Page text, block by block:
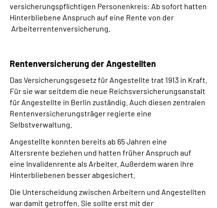
versicherungspflichtigen Personenkreis: Ab sofort hatten
Hinterbliebene Anspruch auf eine Rente von der
Arbeiterrentenversicherung.
Rentenversicherung der Angestellten
Das Versicherungsgesetz für Angestellte trat 1913 in Kraft.
Für sie war seitdem die neue Reichsversicherungsanstalt
für Angestellte in Berlin zuständig. Auch diesen zentralen
Rentenversicherungsträger regierte eine
Selbstverwaltung.
Angestellte konnten bereits ab 65 Jahren eine
Altersrente beziehen und hatten früher Anspruch auf
eine Invalidenrente als Arbeiter. Außerdem waren ihre
Hinterbliebenen besser abgesichert.
Die Unterscheidung zwischen Arbeitern und Angestellten
war damit getroffen. Sie sollte erst mit der